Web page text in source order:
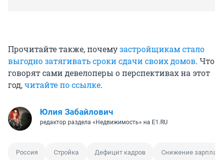
Прочитайте также, почемузастройщикам стало
выгодно затягивать сроки сдачи своих домов. Что
говорят сами девелоперы о перспективах на этот
год,читайте по ссылке.
Юлия Забайлович
редактор раздела «Недвижимость» на E1.RU
Россия Стройка Дефицит кадров Снижение